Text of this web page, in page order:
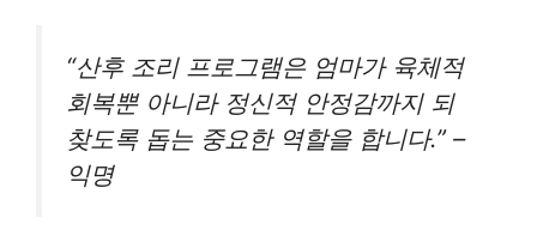
“산후 조리 프로그램은 엄마가 육체적
회복뿐 아니라 정신적 안정감까지 되
찾도록 돕는 중요한 역할을 합니다.” –
익명